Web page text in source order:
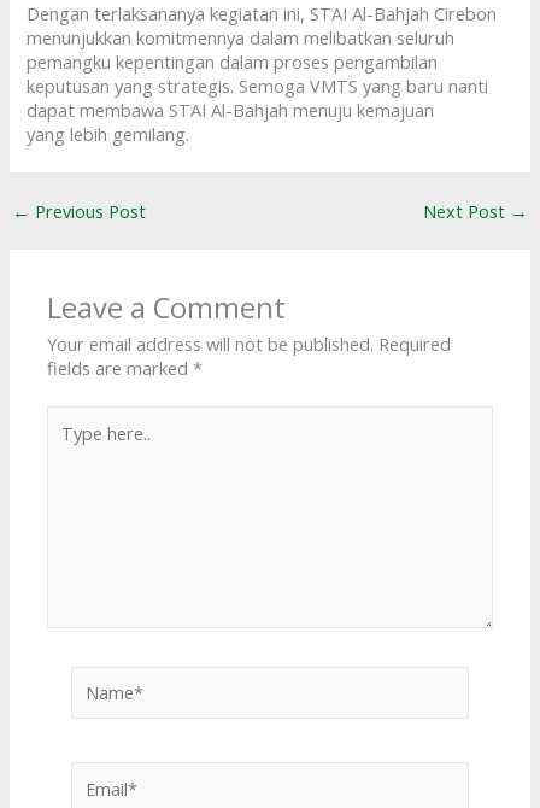
Dengan terlaksananya kegiatan ini, STAI Al-Bahjah Cirebon
menunjukkan komitmennya dalam melibatkan seluruh
pemangku kepentingan dalam proses pengambilan
keputusan yang strategis. Semoga VMTS yang baru nanti
dapat membawa STAI Al-Bahjah menuju kemajuan
yang lebih gemilang.
← Previous Post Next Post →
Leave a Comment
Your email address will not be published. Required
fields are marked*
here..